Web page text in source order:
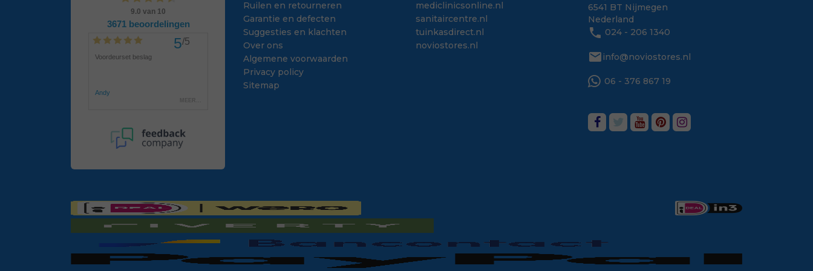
Ruilen en retourneren
Garantie en defecten
Suggesties en klachten
Over ons
Algemene voorwaarden
Privacy policy
Sitemap
mediclinicsonline.nl
sanitaircentre.nl
tuinkasdirect.nl
noviostores.nl
6541 BT Nijmegen
Nederland
phone 024 - 206 1340
mail info@noviostores.nl
06 - 376 867 19